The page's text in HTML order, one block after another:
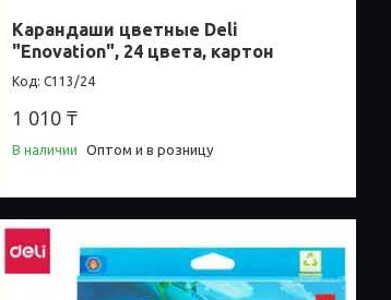
Карандаши цветные Deli
"Enovation", 24 цвета, картон
C113/24
1 010 ₸
В наличии Оптом и в розницу